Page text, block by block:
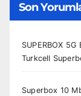
Son
SUPERBOX
Turkcell
Superbox 10